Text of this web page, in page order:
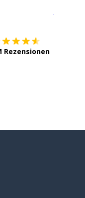
Rezensionen